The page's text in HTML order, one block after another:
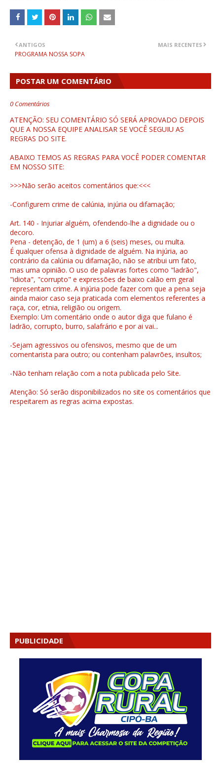
MAIS RECENTES
ANTIGOS
PROGRAMA NOSSA SOPA
POSTAR UM COMENTÁRIO
0 Comentários
ATENÇÃO: SEU COMENTÁRIO SÓ SERÁ APROVADO DEPOIS
QUE A NOSSA EQUIPE ANALISAR SE VOCÊ SEGUIU AS
REGRAS DO SITE.
ABAIXO TEMOS AS REGRAS PARA VOCÊ PODER COMENTAR
EM NOSSO SITE:
>>>Não serão aceitos comentários que:<<<
-Configurem crime de calúnia, injúria ou difamação;
Art. 140 - Injuriar alguém, ofendendo-lhe a dignidade ou o
decoro.
Pena - detenção, de 1 (um) a 6 (seis) meses, ou multa.
É qualquer ofensa à dignidade de alguém. Na injúria, ao
contrário da calúnia ou difamação, não se atribui um fato,
mas uma opinião. O uso de palavras fortes como "ladrão",
"idiota", "corrupto" e expressões de baixo calão em geral
representam crime. A injúria pode fazer com que a pena seja
ainda maior caso seja praticada com elementos referentes a
raça, cor, etnia, religião ou origem.
Exemplo: Um comentário onde o autor diga que fulano é
ladrão, corrupto, burro, salafrário e por ai vai...
-Sejam agressivos ou ofensivos, mesmo que de um
comentarista para outro; ou contenham palavrões, insultos;
-Não tenham relação com a nota publicada pelo Site.
Atenção: Só serão disponibilizados no site os comentários que
respeitarem as regras acima expostas.
PUBLICIDADE